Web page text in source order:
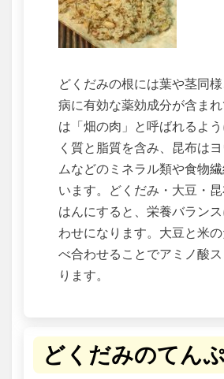
どくだみの根には葉や茎同
病に有効な薬効成分が含ま
は「畑の肉」と呼ばれるよ
く質と脂質を含み、昆布は
ムなどのミネラル類や食物
います。どくだみ・大豆・
はんにすると、栄養バラン
わせになります。大豆と米
べ合わせることでアミノ酸
ります。
どくだみのてん